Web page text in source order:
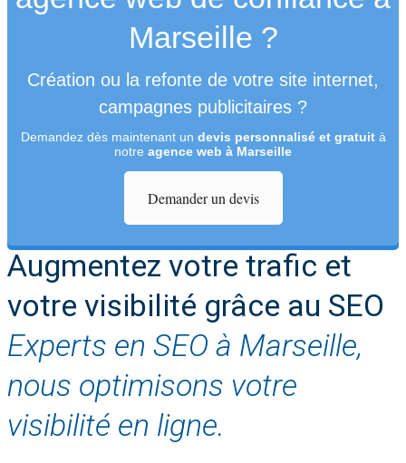
Marseille ?
Création ou la refonte de votre site internet,
campagnes publicitaires ?
Demandez dès maintenant un devis personnalisé et gratuità
notre agence web à Marseille
Demander un devis
Augmentez votre trafic et
votre visibilité grâce au SEO
Experts en SEO à Marseille,
nous optimisons votre
visibilité en ligne.